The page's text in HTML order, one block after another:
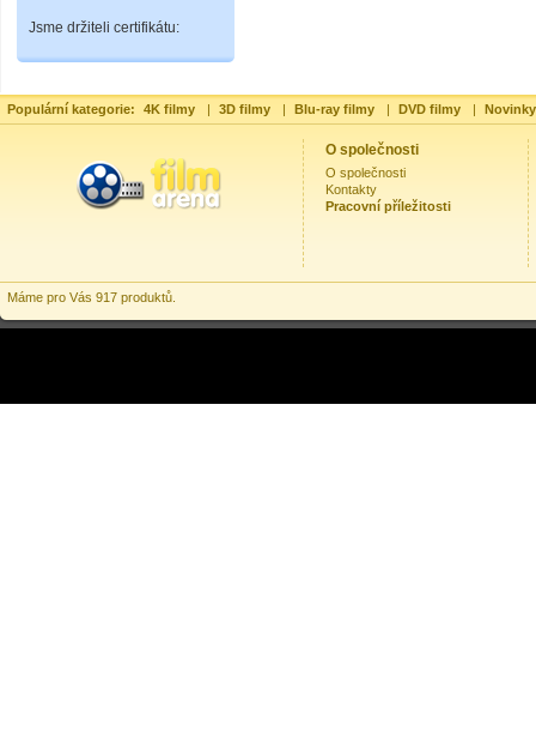
Jsme držiteli certifikátu:
Populární kategorie: 4K filmy | 3D filmy | Blu-ray filmy | DVD filmy |
O společnosti
O společnosti
Kontakty
Pracovní příležitosti
Máme pro Vás 917 produktů.